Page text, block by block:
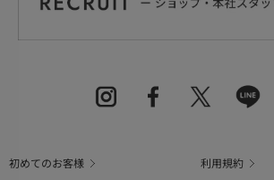
初めてのお客様
利用規約